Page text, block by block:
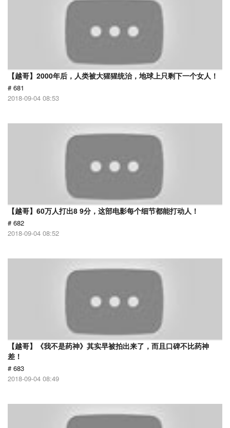
【越哥】2000年后，人类被大猩猩统治，地球上只剩下一个女人！
# 681
2018-09-04 08:53
【越哥】60万人打出8 9分，这部电影每个细节都能打动人！
# 682
2018-09-04 08:52
【越哥】《我不是药神》其实早被拍出来了，而且口碑不比药神
差！
# 683
2018-09-04 08:49